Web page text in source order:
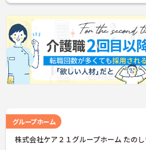
グループホーム
株式会社ケア２１グループホーム たの